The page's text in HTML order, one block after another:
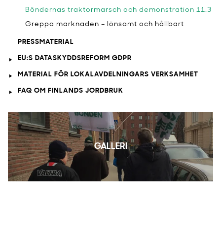
Böndernas traktormarsch och demonstration 11.3
Greppa marknaden – lönsamt och hållbart
PRESSMATERIAL
EU:S DATASKYDDSREFORM GDPR
MATERIAL FÖR LOKALAVDELNINGARS VERKSAMHET
FAQ OM FINLANDS JORDBRUK
GALLERI